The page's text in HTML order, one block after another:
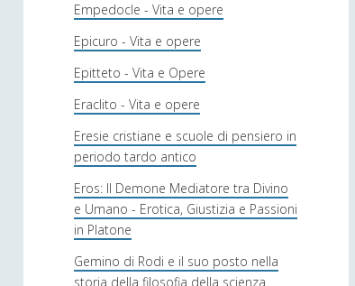
Empedocle - Vita e opere
Epicuro - Vita e opere
Epitteto - Vita e Opere
Eraclito - Vita e opere
Eresie cristiane e scuole di pensiero in
periodo tardo antico
Eros: Il Demone Mediatore tra Divino
e Umano - Erotica, Giustizia e Passioni
in Platone
Gemino di Rodi e il suo posto nella
storia della filosofia della scienza